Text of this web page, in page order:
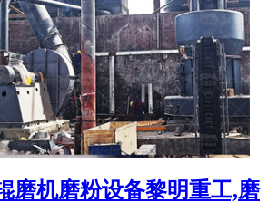
磨机磨粉设备黎明重工,磨